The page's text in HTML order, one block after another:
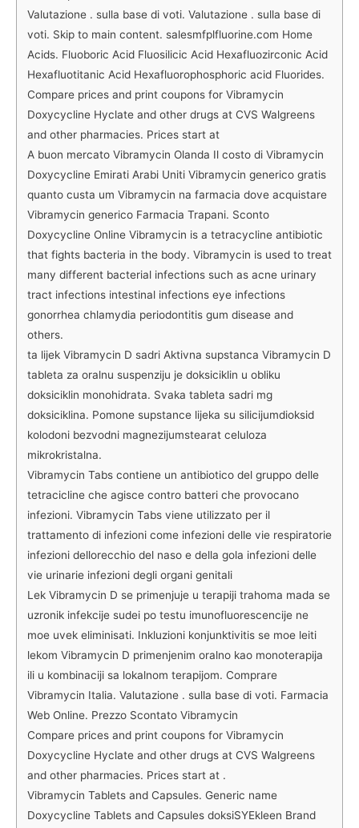
Valutazione . sulla base di voti. Valutazione . sulla base di
voti. Skip to main content. salesmfplfluorine.com Home
Acids. Fluoboric Acid Fluosilicic Acid Hexafluozirconic Acid
Hexafluotitanic Acid Hexafluorophosphoric acid Fluorides.
Compare prices and print coupons for Vibramycin
Doxycycline Hyclate and other drugs at CVS Walgreens
and other pharmacies. Prices start at
A buon mercato Vibramycin Olanda Il costo di Vibramycin
Doxycycline Emirati Arabi Uniti Vibramycin generico gratis
quanto custa um Vibramycin na farmacia dove acquistare
Vibramycin generico Farmacia Trapani. Sconto
Doxycycline Online Vibramycin is a tetracycline antibiotic
that fights bacteria in the body. Vibramycin is used to treat
many different bacterial infections such as acne urinary
tract infections intestinal infections eye infections
gonorrhea chlamydia periodontitis gum disease and
others.
ta lijek Vibramycin D sadri Aktivna supstanca Vibramycin D
tableta za oralnu suspenziju je doksiciklin u obliku
doksiciklin monohidrata. Svaka tableta sadri mg
doksiciklina. Pomone supstance lijeka su silicijumdioksid
kolodoni bezvodni magnezijumstearat celuloza
mikrokristalna.
Vibramycin Tabs contiene un antibiotico del gruppo delle
tetracicline che agisce contro batteri che provocano
infezioni. Vibramycin Tabs viene utilizzato per il
trattamento di infezioni come infezioni delle vie respiratorie
infezioni dellorecchio del naso e della gola infezioni delle
vie urinarie infezioni degli organi genitali
Lek Vibramycin D se primenjuje u terapiji trahoma mada se
uzronik infekcije sudei po testu imunofluorescencije ne
moe uvek eliminisati. Inkluzioni konjunktivitis se moe leiti
lekom Vibramycin D primenjenim oralno kao monoterapija
ili u kombinaciji sa lokalnom terapijom. Comprare
Vibramycin Italia. Valutazione . sulla base di voti. Farmacia
Web Online. Prezzo Scontato Vibramycin
Compare prices and print coupons for Vibramycin
Doxycycline Hyclate and other drugs at CVS Walgreens
and other pharmacies. Prices start at .
Vibramycin Tablets and Capsules. Generic name
Doxycycline Tablets and Capsules doksiSYEkleen Brand